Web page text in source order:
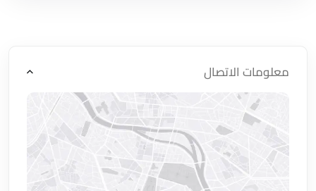
معلومات الاتصال